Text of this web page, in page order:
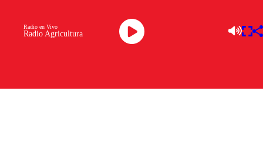
Radio Agricultura
Radio en Vivo
Descarga la APP